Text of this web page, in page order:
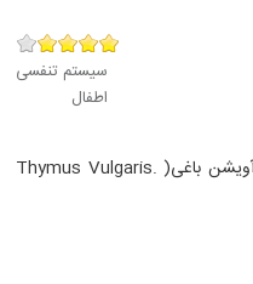
سیستم تنفسی
اطفال
قطره تیمکس حاوی عصاره هیدروالکلی آویشن باغی( .Thymus Vulgaris